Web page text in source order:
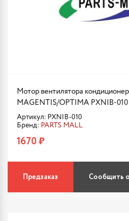
Мотор вентилятора
MAGENTIS/OPTIMA PXNIB-010
Артикул: PXNIB-010
Бренд: PARTS MALL
1670 ₽
Предзаказ Сообщить